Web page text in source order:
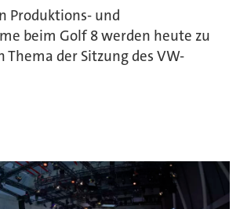
Produktions- und
beim Golf 8 werden heute zu
der Sitzung des VW-